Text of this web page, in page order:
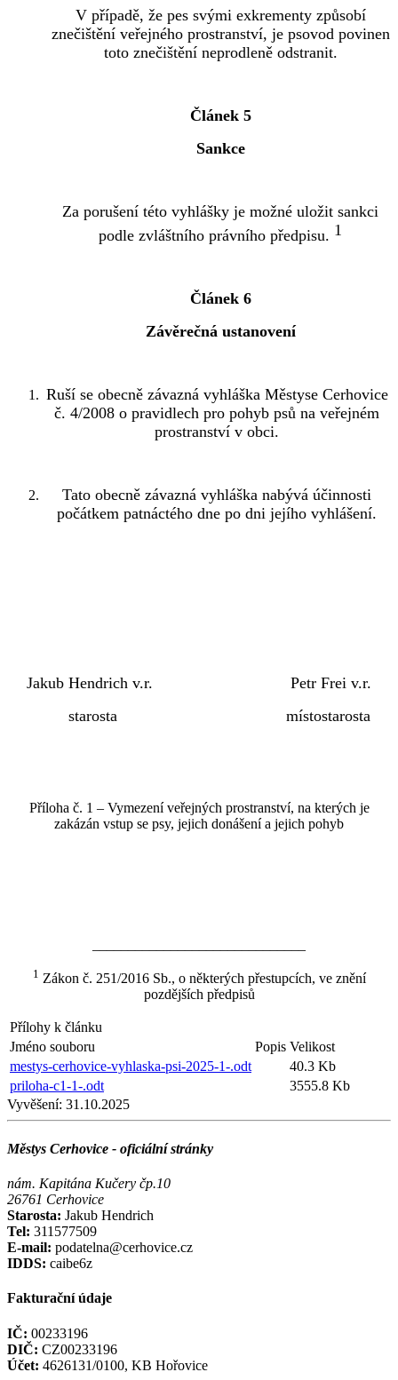
V případě, že pes svými exkrementy způsobí
znečištění veřejného prostranství, je psovod povinen
toto znečištění neprodleně odstranit.
Článek 5
Sankce
Za porušení této vyhlášky je možné uložit sankci
podle zvláštního právního předpisu. 1
Článek 6
Závěrečná ustanovení
Ruší se obecně závazná vyhláška Městyse Cerhovice
č. 4/2008 o pravidlech pro pohyb psů na veřejném
prostranství v obci.
Tato obecně závazná vyhláška nabývá účinnosti
počátkem patnáctého dne po dni jejího vyhlášení.
Jakub Hendrich v.r. Petr Frei v.r.
starosta místostarosta
Příloha č. 1 – Vymezení veřejných prostranství, na kterých je
zakázán vstup se psy, jejich donášení a jejich pohyb
1 Zákon č. 251/2016 Sb., o některých přestupcích, ve znění
pozdějších předpisů
Přílohy k článku
Jméno souboru
Popis Velikost
mestys-cerhovice-vyhlaska-psi-2025-1-.odt
40.3 Kb
priloha-c1-1-.odt
3555.8 Kb
Vyvěšení: 31.10.2025
Městys Cerhovice - oficiální stránky
nám. Kapitána Kučery čp.10
26761 Cerhovice
Starosta: Jakub Hendrich
Tel: 311577509
E-mail: podatelna@cerhovice.cz
IDDS: caibe6z
Fakturační údaje
IČ: 00233196
DIČ: CZ00233196
Účet: 4626131/0100, KB Hořovice